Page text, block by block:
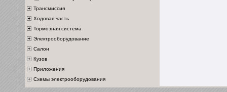
Трансмиссия
Ходовая часть
Тормозная система
Электрооборудование
Салон
Кузов
Приложения
Схемы электрооборудования